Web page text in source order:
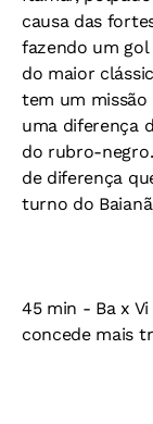
causa das
fazendo um
do maior
tem um
uma diferença
do rubro-
de diferença
turno do
45 min - Ba x
concede mais